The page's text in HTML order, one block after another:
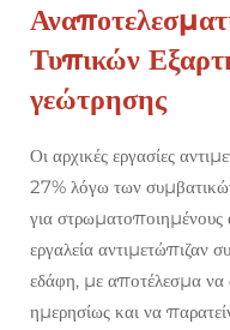
Τυπικών
γεώτρησης
Οι αρχικές εργασίες
27% λόγω των
για
εργαλεία αντιμετώπιζαν
εδάφη, με αποτέλεσμα να
ημερησίως και να